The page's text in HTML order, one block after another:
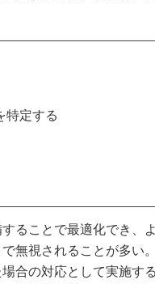
特定する
ることで最適化でき、
無視されることが多い
合の対応として実施す